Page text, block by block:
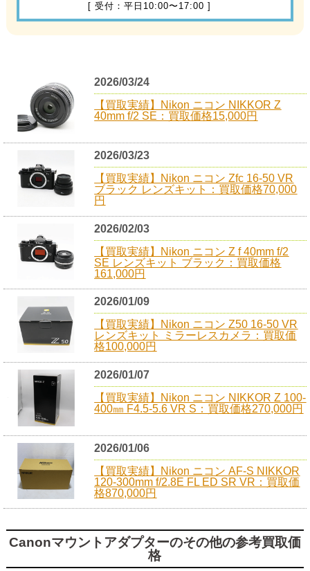
[ 受付：平日10:00〜17:00 ]
2026/03/24
【買取実績】Nikon ニコン NIKKOR Z
40mm f/2 SE：買取価格15,000円
2026/03/23
【買取実績】Nikon ニコン Zfc 16-50 VR
ブラック レンズキット：買取価格70,000
円
2026/02/03
【買取実績】Nikon ニコン Z f 40mm f/2
SE レンズキット ブラック：買取価格
161,000円
2026/01/09
【買取実績】Nikon ニコン Z50 16-50 VR
レンズキット ミラーレスカメラ：買取価
格100,000円
2026/01/07
【買取実績】Nikon ニコン NIKKOR Z 100-
400㎜ F4.5-5.6 VR S：買取価格270,000円
2026/01/06
【買取実績】Nikon ニコン AF-S NIKKOR
120-300mm f/2.8E FL ED SR VR：買取価
格870,000円
Canonマウントアダプターのその他の参考買取価
格